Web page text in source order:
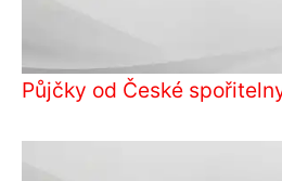
Půjčky od České